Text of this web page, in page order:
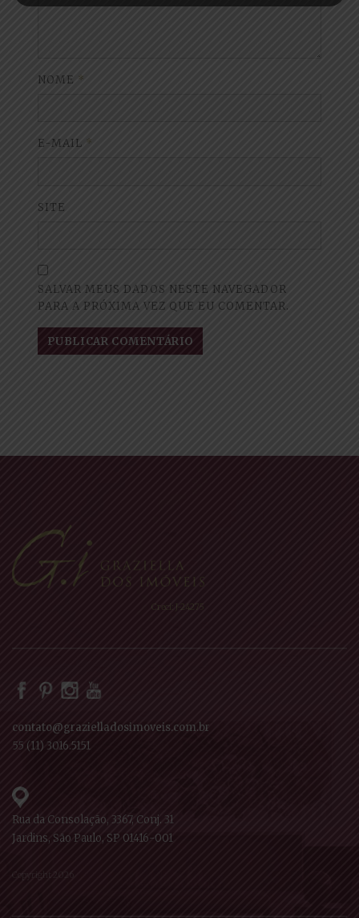
NOME *
E-MAIL *
SITE
SALVAR MEUS DADOS NESTE NAVEGADOR
PARA A PRÓXIMA VEZ QUE EU COMENTAR.
Creci: J-24275
contato@grazielladosimoveis.com.br
55 (11) 3016.5151
Rua da Consolação, 3367, Conj. 31
Jardins, São Paulo, SP 01416-001
Copyright 2026